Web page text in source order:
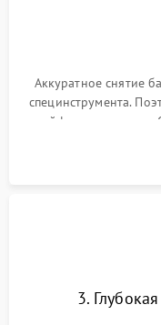
Аккуратное снятие
специнструмента.
шлейфов и приводов.
линзовых групп для
3.